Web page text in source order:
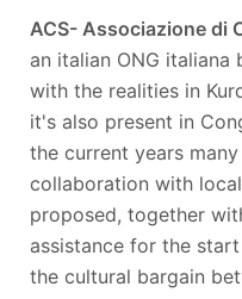
ACS- Associazione di
an italian ONG italiana
with the realities in
it's also present in
the current years
collaboration with
proposed, together
assistance for the
the cultural bargain